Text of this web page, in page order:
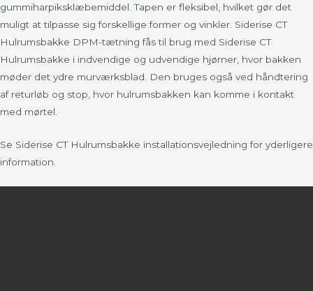
gummiharpiksklæbemiddel. Tapen er fleksibel, hvilket gør det
muligt at tilpasse sig forskellige former og vinkler. Siderise CT
Hulrumsbakke DPM-tætning fås til brug med Siderise CT
Hulrumsbakke i indvendige og udvendige hjørner, hvor bakken
møder det ydre murværksblad. Den bruges også ved håndtering
af returløb og stop, hvor hulrumsbakken kan komme i kontakt
med mørtel.
Se Siderise CT Hulrumsbakke installationsvejledning for yderligere
information.